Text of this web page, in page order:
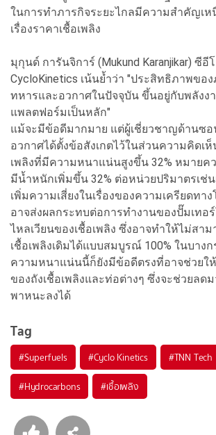
ในการทำภารกิจระยะไกลมีความสำคัญเห
เรื่องราคาเชื้อเพลิง
มุกุนด์ การันจิการ์ (Mukund Karanjikar) ซีอี
CycloKinetics เน้นย้ำว่า "ประสิทธิภาพขอ
ทหารและอวกาศในปัจจุบัน ขึ้นอยู่กับพลังง
แพลตฟอร์มเป็นหลัก"
แม้จะมีข้อดีมากมาย แต่ผู้เชี่ยวชาญด้านซ
อวกาศได้ตั้งข้อสังเกตไว้ในส่วนความคิดเห็
เพลิงที่มีความหนาแน่นสูงขึ้น 32% หมายคว
มีน้ำหนักเพิ่มขึ้น 32% ต่อหน่วยปริมาตรเช่
เพิ่มความเสี่ยงในเรื่องของความเครียดทา
อาจส่งผลกระทบต่อการทำงานของปั๊มเทอ
ไหลเวียนของเชื้อเพลิง ซึ่งอาจทำให้ไม่สา
เชื้อเพลิงเดิมได้แบบสมบูรณ์ 100% ในบาง
ความหนาแน่นนี้ก็ยังมีข้อดีตรงที่อาจช่วยใ
ของถังเชื้อเพลิงและท่อต่างๆ ซึ่งจะช่วยลด
พาหนะลงได้
Tag
#Superfuels #Cyclo Kinetics #TNN Tech
#Hydrocarbons #เชื้อเพลิง